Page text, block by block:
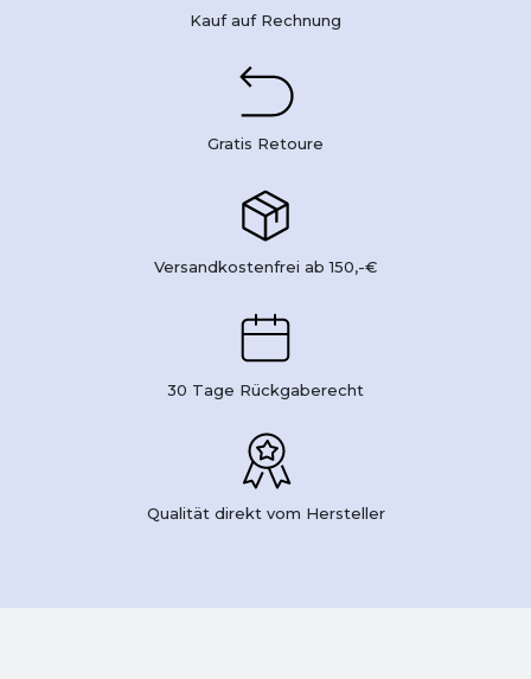
Kauf auf Rechnung
Gratis Retoure
Versandkostenfrei ab 150,-€
30 Tage Rückgaberecht
Qualität direkt vom Hersteller